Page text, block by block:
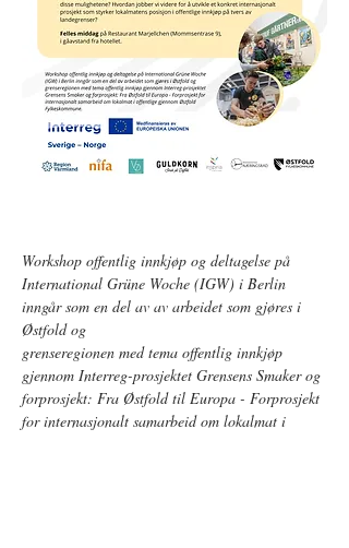
Workshop offentlig innkjøp og deltagelse på
International Grüne Woche (IGW) i Berlin
inngår som en del av av arbeidet som gjøres i
Østfold og
grenseregionen med tema offentlig innkjøp
gjennom Interreg-prosjektet Grensens Smaker og
forprosjekt: Fra Østfold til Europa - Forprosjekt
for internasjonalt samarbeid om lokalmat i